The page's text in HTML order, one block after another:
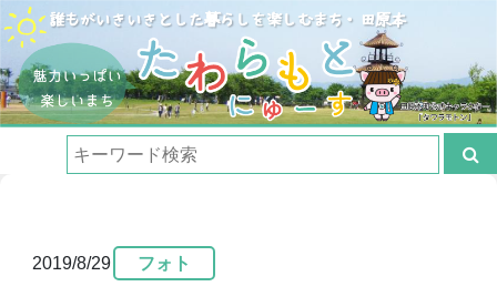
2019/8/29 フォト